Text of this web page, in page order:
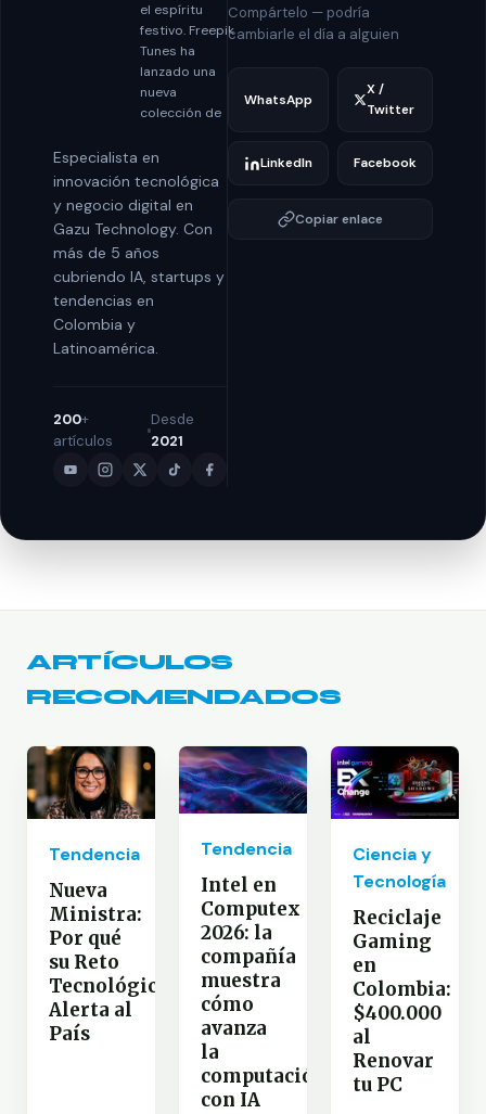
el espíritu
festivo. Freepik
Tunes ha
lanzado una
nueva
colección de
Especialista en
innovación tecnológica
y negocio digital en
Gazu Technology. Con
más de 5 años
cubriendo IA, startups y
tendencias en
Colombia y
Latinoamérica.
200+
artículos
Desde
2021
Compártelo — podría
cambiarle el día a alguien
WhatsApp
X /
Twitter
LinkedIn Facebook
Copiar enlace
ARTÍCULOS
RECOMENDADOS
Tendencia
Nueva
Ministra:
Por qué
su Reto
Tecnológico
Alerta al
País
Tendencia
Intel en
Computex
2026: la
compañía
muestra
cómo
avanza
la
computación
con IA
Ciencia y
Tecnología
Reciclaje
Gaming
en
Colombia:
$400.000
al
Renovar
tu PC